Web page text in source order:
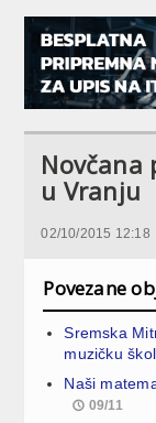
Novčana
u Vranju
02/10/2015 12:18
Povezane
Sremska
muzičku
Naši
09/11